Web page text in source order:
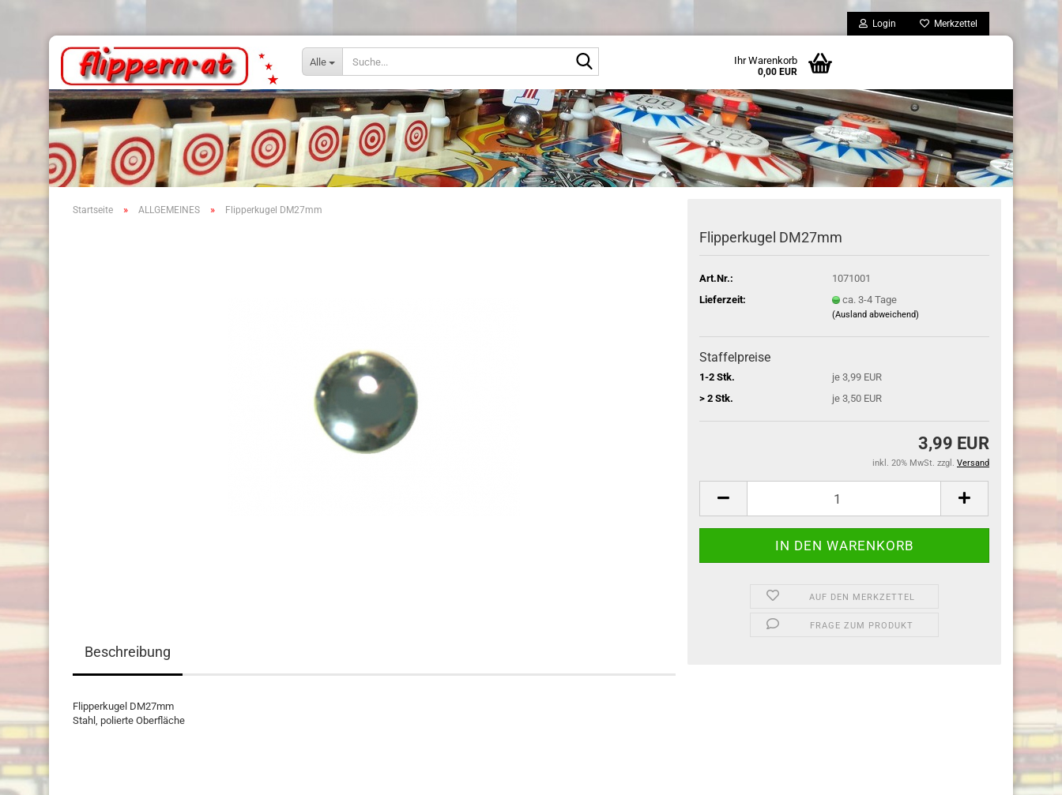
Login Merkzettel
Alle Ihr Warenkorb
0,00 EUR
Startseite » ALLGEMEINES » Flipperkugel DM27mm
Flipperkugel DM27mm
Art.Nr.:
1071001
Lieferzeit:
ca. 3-4 Tage
(Ausland abweichend)
Staffelpreise
1-2 Stk.
je 3,99 EUR
> 2 Stk.
je 3,50 EUR
3,99 EUR
inkl. 20% MwSt. zzgl. Versand
AUF DEN MERKZETTEL
FRAGE ZUM PRODUKT
Beschreibung
Flipperkugel DM27mm
Stahl, polierte Oberfläche